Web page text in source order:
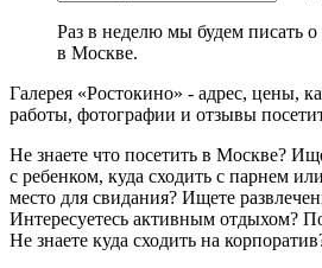
Раз в неделю мы будем писать
в Москве.
Галерея «Ростокино» - адрес, цены,
работы, фотографии и отзывы
Не знаете что посетить в Москве?
с ребенком, куда сходить с парнем
место для свидания? Ищете
Интересуетесь активным отдыхом?
Не знаете куда сходить на